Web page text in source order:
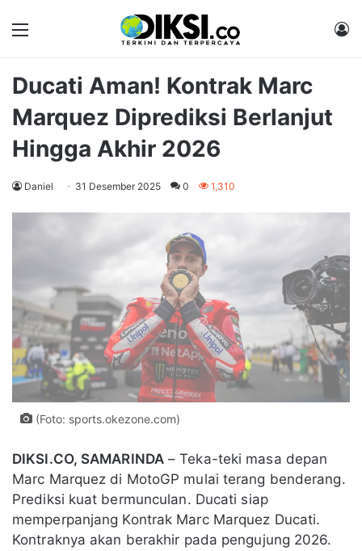
Ducati Aman! Kontrak Marc
Marquez Diprediksi Berlanjut
Hingga Akhir 2026
Daniel 31 Desember 2025 0 1,310
(Foto: sports.okezone.com)
DIKSI.CO, SAMARINDA– Teka-teki masa depan
Marc Marquez di MotoGP mulai terang benderang.
Prediksi kuat bermunculan. Ducati siap
memperpanjang Kontrak Marc Marquez Ducati.
Kontraknya akan berakhir pada pengujung 2026.